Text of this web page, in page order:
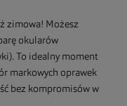
zimowa! Możesz
okularów
To idealny moment
markowych oprawek
bez kompromisów w